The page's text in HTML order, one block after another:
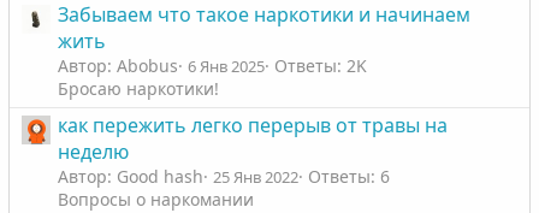
Забываем что такое наркотики и начинаем
жить
Автор: Abobus 6 Янв 2025 Ответы: 2K
Бросаю наркотики!
как пережить легко перерыв от травы на
неделю
Автор: Good hash 25 Янв 2022 Ответы: 6
Вопросы о наркомании